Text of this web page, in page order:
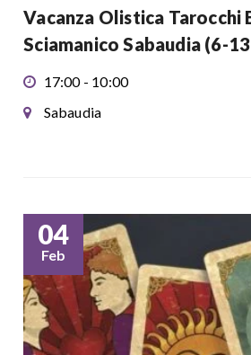
Vacanza Olistica Tarocchi
Sciamanico Sabaudia (6-
17:00 - 10:00
Sabaudia
04
Feb